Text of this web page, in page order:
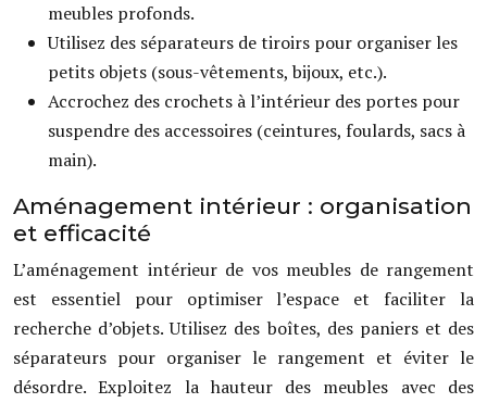
meubles profonds.
Utilisez des séparateurs de tiroirs pour organiser les
petits objets (sous-vêtements, bijoux, etc.).
Accrochez des crochets à l’intérieur des portes pour
suspendre des accessoires (ceintures, foulards, sacs à
main).
Aménagement intérieur : organisation
et efficacité
L’aménagement intérieur de vos meubles de rangement
est essentiel pour optimiser l’espace et faciliter la
recherche d’objets. Utilisez des boîtes, des paniers et des
séparateurs pour organiser le rangement et éviter le
désordre. Exploitez la hauteur des meubles avec des